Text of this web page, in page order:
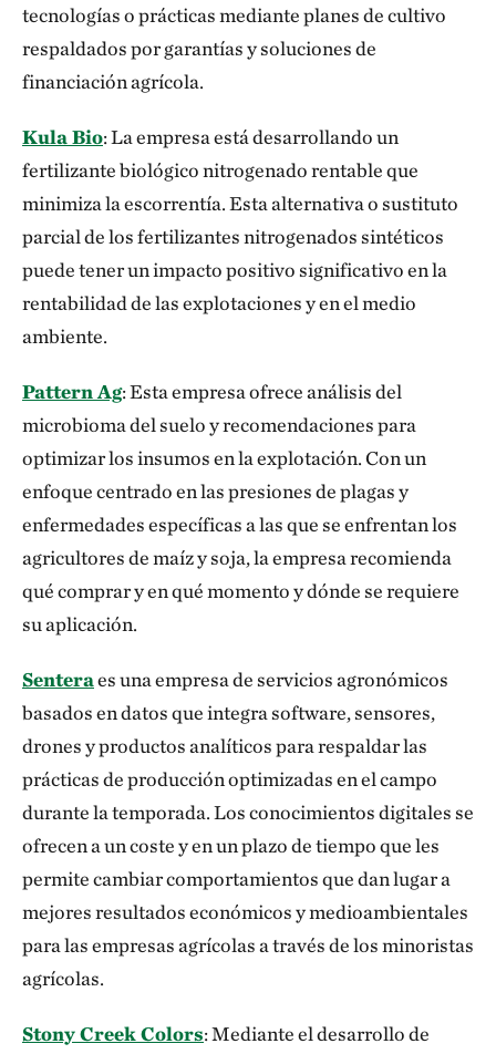
tecnologías o prácticas mediante planes de cultivo
respaldados por garantías y soluciones de
financiación agrícola.
Kula Bio: La empresa está desarrollando un
fertilizante biológico nitrogenado rentable que
minimiza la escorrentía. Esta alternativa o sustituto
parcial de los fertilizantes nitrogenados sintéticos
puede tener un impacto positivo significativo en la
rentabilidad de las explotaciones y en el medio
ambiente.
Pattern Ag: Esta empresa ofrece análisis del
microbioma del suelo y recomendaciones para
optimizar los insumos en la explotación. Con un
enfoque centrado en las presiones de plagas y
enfermedades específicas a las que se enfrentan los
agricultores de maíz y soja, la empresa recomienda
qué comprar y en qué momento y dónde se requiere
su aplicación.
Senteraes una empresa de servicios agronómicos
basados en datos que integra software, sensores,
drones y productos analíticos para respaldar las
prácticas de producción optimizadas en el campo
durante la temporada. Los conocimientos digitales se
ofrecen a un coste y en un plazo de tiempo que les
permite cambiar comportamientos que dan lugar a
mejores resultados económicos y medioambientales
para las empresas agrícolas a través de los minoristas
agrícolas.
Stony Creek Colors: Mediante el desarrollo de